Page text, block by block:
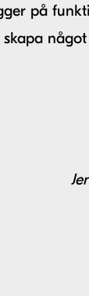
på
skapa